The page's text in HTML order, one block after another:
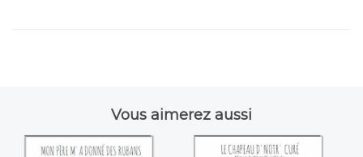
Vous aimerez aussi